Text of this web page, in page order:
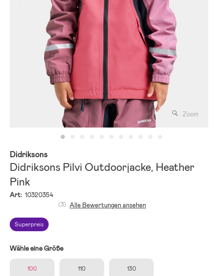
Zoom
Didriksons
Didriksons Pilvi Outdoorjacke, Heather
Pink
Art: 10320354
Superpreis
(3) Alle Bewertungen ansehen
Wähle eine Größe
100 110 130